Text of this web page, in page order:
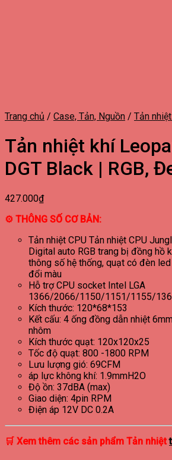
Trang chủ / Case, Tản, Nguồn / Tản
Tản nhiệt khí
DGT Black | RGB,
427.000₫
⚙ THÔNG SỐ CƠ BẢN:
Tản nhiệt CPU Tản nhiệt CPU
Digital auto RGB trang bị đồng hồ
thông số hệ thống, quạt có đèn led
đổi màu
Hỗ trợ CPU socket Intel LGA
1366/2066/1150/1151/1155/
Kích thước: 120*68*153
Kết cấu: 4 ống đồng dẫn nhiệt
nhôm
Kích thước quạt: 120x120x25
Tốc độ quạt: 800 -1800 RPM
Lưu lượng gió: 69CFM
áp lực không khí: 1.9mmH2O
Độ ồn: 37dBA (max)
Giao diện: 4pin RPM
Điện áp 12V DC 0.2A
🛒 Xem thêm các sản phẩm Tản nhiệt